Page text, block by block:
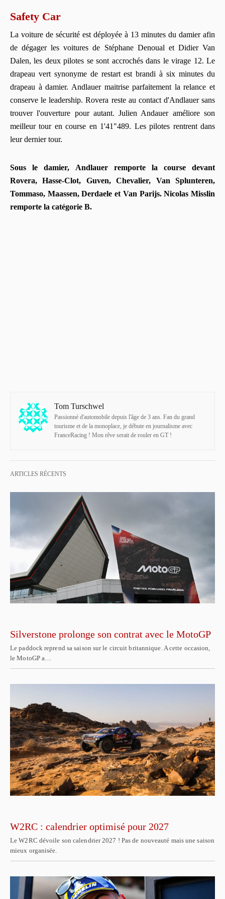
Safety Car
La voiture de sécurité est déployée à 13 minutes du damier afin
de dégager les voitures de Stéphane Denoual et Didier Van
Dalen, les deux pilotes se sont accrochés dans le virage 12. Le
drapeau vert synonyme de restart est brandi à six minutes du
drapeau à damier. Andlauer maitrise parfaitement la relance et
conserve le leadership. Rovera reste au contact d'Andlauer sans
trouver l'ouverture pour autant. Julien Andauer améliore son
meilleur tour en course en 1'41"489. Les pilotes rentrent dans
leur dernier tour.
Sous le damier,
Andlauer remporte la course devant
Rovera, Hasse-Clot, Guven, Chevalier, Van Splunteren,
Tommaso, Maassen, Derdaele et Van Parijs. Nicolas Misslin
remporte la catégorie B.
Tom Turschwel
Passionné d'automobile depuis l'âge de 3 ans. Fan du grand
tourisme et de la monoplace, je débute en journalisme avec
FranceRacing ! Mon rêve serait de rouler en GT !
ARTICLES RÉCENTS
Silverstone prolonge son contrat avec le MotoGP
Le paddock reprend sa saison sur le circuit britannique. A cette occasion,
le MotoGP a…
W2RC : calendrier optimisé pour 2027
Le W2RC dévoile son calendrier 2027 ! Pas de nouveauté mais une saison
mieux organisée.